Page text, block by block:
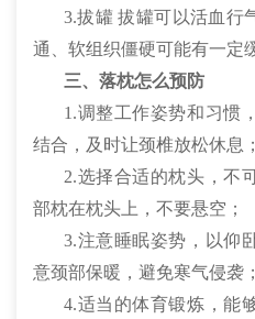
3.拔罐 拔罐可以活血行
通、软组织僵硬可能有一定
三、落枕怎么预防
1.调整工作姿势和习惯
结合，及时让颈椎放松休息；
2.选择合适的枕头，不
部枕在枕头上，不要悬空；
3.注意睡眠姿势，以仰
意颈部保暖，避免寒气侵袭；
4.适当的体育锻炼，能